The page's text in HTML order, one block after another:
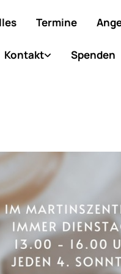
Termine
Kontakt Spenden